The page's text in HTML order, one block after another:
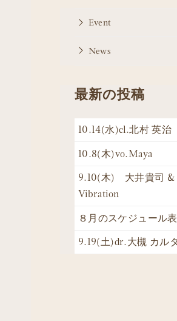
Event
News
最新の投稿
10.14(水)cl.北村 英治
10.8(木)vo.Maya
9.10(木) 大井貴司 &
Vibration
８月のスケジュール
9.19(土)dr.大槻 カル